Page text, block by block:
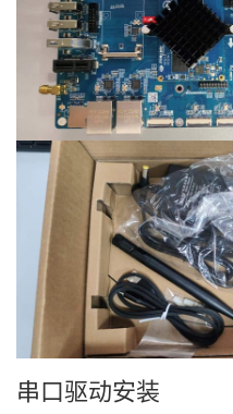
串口驱动安装